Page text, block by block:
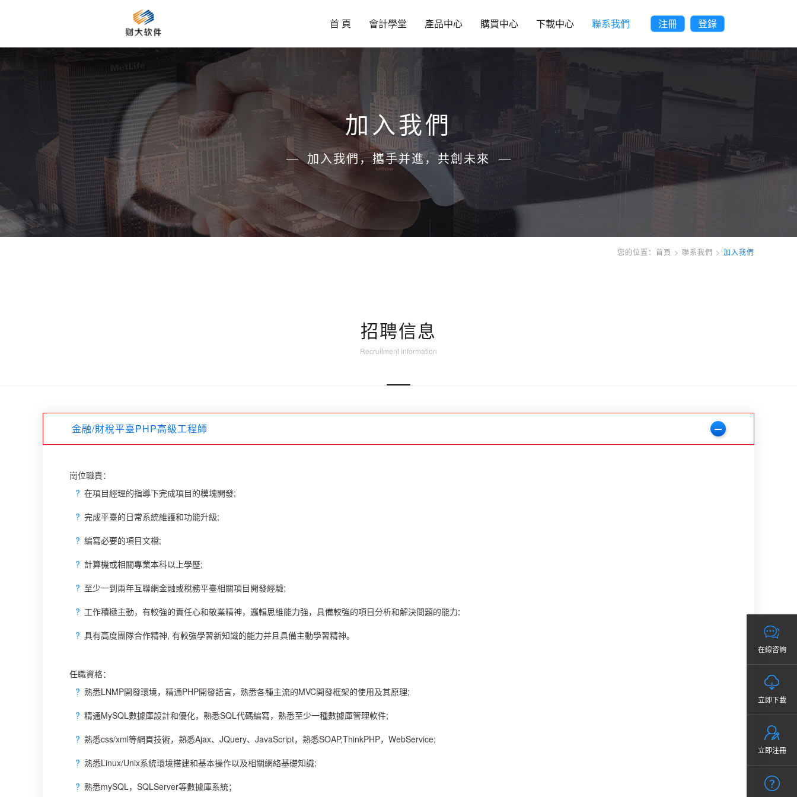
首 頁 會計學堂 產品中心 購買中心 下載中心 聯系我們 注冊 登錄
加入我們
加入我們，攜手并進，共創未來
您的位置： 首頁 > 聯系我們 > 加入我們
招聘信息
Recruitment information
金融/財稅平臺PHP高級工程師
崗位職責：
? 在項目經理的指導下完成項目的模塊開發;
? 完成平臺的日常系統維護和功能升級;
? 編寫必要的項目文檔;
? 計算機或相關專業本科以上學歷;
? 至少一到兩年互聯網金融或稅務平臺相關項目開發經驗;
? 工作積極主動，有較強的責任心和敬業精神，邏輯思維能力強，具備較強的項目分析和解決問題的能力;
? 具有高度團隊合作精神, 有較強學習新知識的能力并且具備主動學習精神。
任職資格：
? 熟悉LNMP開發環境，精通PHP開發語言，熟悉各種主流的MVC開發框架的使用及其原理;
? 精通MySQL數據庫設計和優化，熟悉SQL代碼編寫，熟悉至少一種數據庫管理軟件;
? 熟悉css/xml等網頁技術，熟悉Ajax、JQuery、JavaScript，熟悉SOAP,ThinkPHP，WebService;
? 熟悉Linux/Unix系統環境搭建和基本操作以及相關網絡基礎知識;
? 熟悉mySQL，SQLServer等數據庫系統；
在線咨詢
立即下載
立即注冊